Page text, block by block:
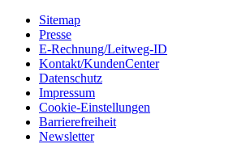
Sitemap
Presse
E-Rechnung/Leitweg-ID
Kontakt/KundenCenter
Datenschutz
Impressum
Cookie-Einstellungen
Barrierefreiheit
Newsletter